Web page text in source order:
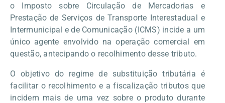
o Imposto sobre Circulação de Mercadorias e
Prestação de Serviços de Transporte Interestadual e
Intermunicipal e de Comunicação (ICMS) incide a um
único agente envolvido na operação comercial em
questão, antecipando o recolhimento desse tributo.
O objetivo do regime de substituição tributária é
facilitar o recolhimento e a fiscalização tributos que
incidem mais de uma vez sobre o produto durante